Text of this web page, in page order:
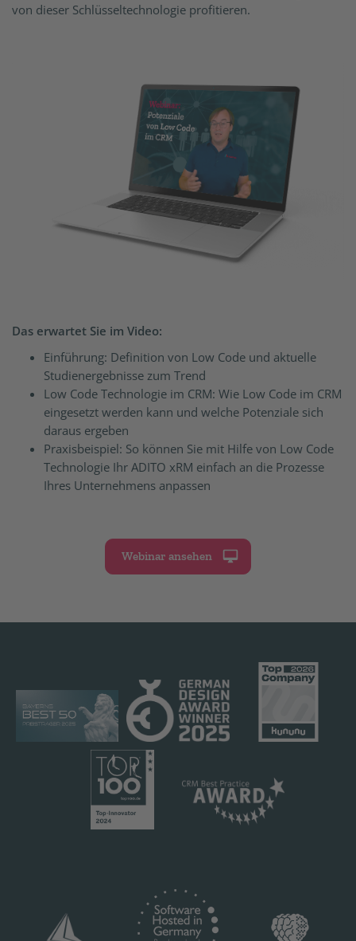
von dieser Schlüsseltechnologie profitieren.
Das erwartet Sie im Video:
Einführung: Definition von Low Code und aktuelle
Studienergebnisse zum Trend
Low Code Technologie im CRM: Wie Low Code im CRM
eingesetzt werden kann und welche Potenziale sich
daraus ergeben
Praxisbeispiel: So können Sie mit Hilfe von Low Code
Technologie Ihr ADITO xRM einfach an die Prozesse
Ihres Unternehmens anpassen
Webinar ansehen